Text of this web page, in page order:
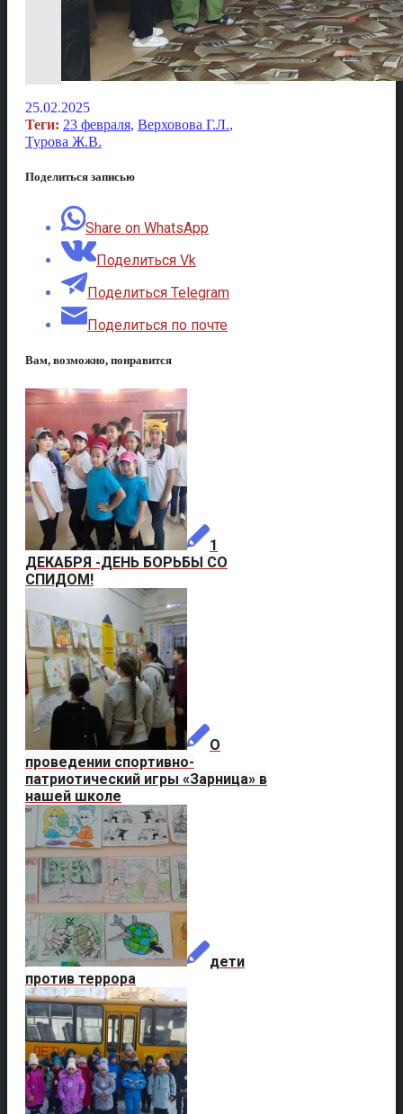
25.02.2025
Теги: 23 февраля, Верховова Г.Л.,
Турова Ж.В.
Поделиться записью
Share on WhatsApp
Поделиться Vk
Поделиться Telegram
Поделиться по почте
Вам, возможно, понравится
1
ДЕКАБРЯ -ДЕНЬ БОРЬБЫ СО
СПИДОМ!
О
проведении спортивно-
патриотический игры «Зарница» в
нашей школе
дети
против террора